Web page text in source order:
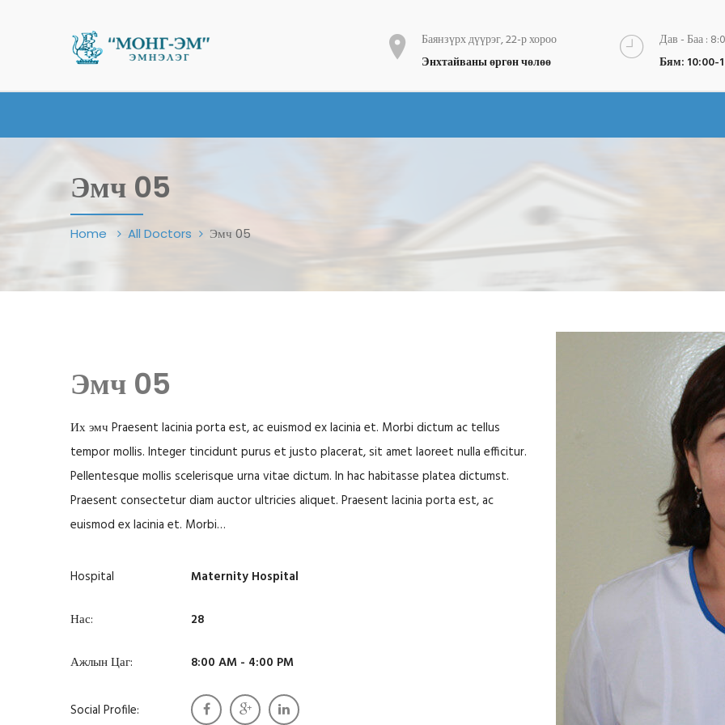
Баянзүрх дүүрэг, 22-р хороо
Энхтайваны өргөн чөлөө
Дав - Баа :
Бям: 10:00-
Эмч 05
Home All Doctors Эмч 05
Эмч 05
Их эмч Praesent lacinia porta est, ac euismod ex lacinia et. Morbi dictum ac tellus
tempor mollis. Integer tincidunt purus et justo placerat, sit amet laoreet nulla efficitur.
Pellentesque mollis scelerisque urna vitae dictum. In hac habitasse platea dictumst.
Praesent consectetur diam auctor ultricies aliquet. Praesent lacinia porta est, ac
euismod ex lacinia et. Morbi…
Hospital Maternity Hospital
Нас: 28
Ажлын Цаг: 8:00 AM - 4:00 PM
Social Profile: